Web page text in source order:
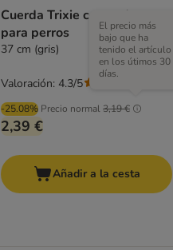
Cuerda Trixie con nudos
para perros
37 cm (gris)
-25.08% Precio normal3,19 €
El precio más
bajo que ha
tenido el artículo
en los útimos 30
días.
2,39 €
Valoración: 4.3/5
Añadir a la cesta